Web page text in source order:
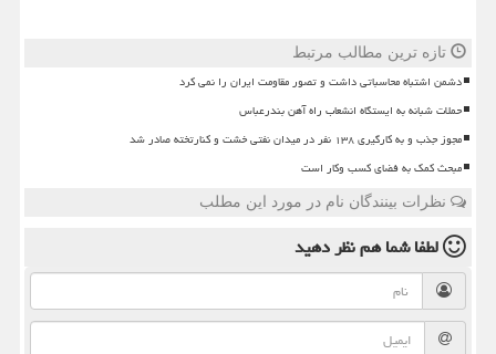
تازه ترین مطالب مرتبط
دشمن اشتباه محاسباتی داشت و تصور مقاومت ایران را نمی کرد
حملات شبانه به ایستگاه انشعاب راه آهن بندرعباس
مجوز جذب و به کارگیری ۱۳۸ نفر در میدان نفتی خشت و کنارتخته صادر شد
مبحث کمک به فضای کسب وکار است
نظرات بینندگان نام در مورد این مطلب
لطفا شما همنظر دهید